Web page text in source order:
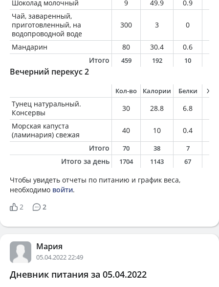
Шоколад молочный
9 49.9 0.9
Чай, заваренный,
приготовленный, на
водопроводной воде
300 3 0
Мандарин 80 30.4 0.6
Итого
459 192 10
Вечерний перекус 2
Кол-во Калории Белки
Тунец натуральный.
Консервы
30 28.8 6.8
Морская капуста
(ламинария) свежая
40 10 0.4
Итого
70 38 7
Итого за день 1704 1143 67
Чтобы увидеть отчеты по питанию и график веса,
необходимо войти.
2
2
Мария
05.04.2022 22:49
Дневник питания за 05.04.2022